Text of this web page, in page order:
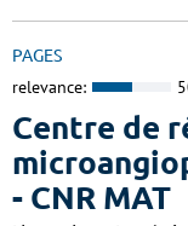
PAGES
relevance:
Centre de
- CNR MAT